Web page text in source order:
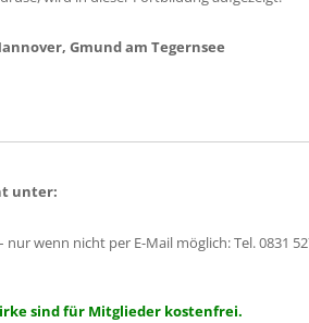
Gmund am Tegernsee
unter:
nur wenn nicht per E-Mail möglich: Tel. 0831
sind für Mitglieder kostenfrei.